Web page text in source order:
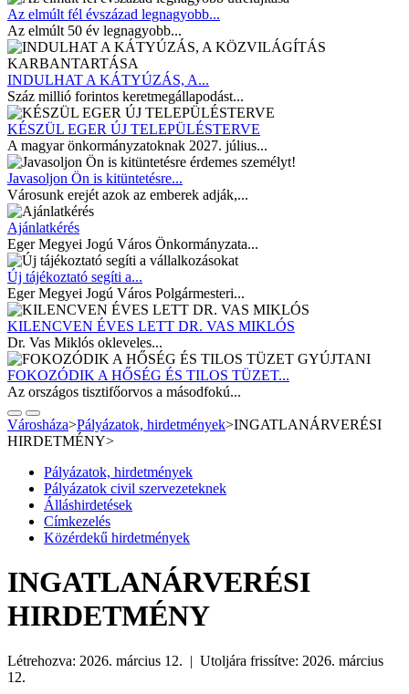
Az elmúlt fél évszázad legnagyobb...
Az elmúlt 50 év legnagyobb...
INDULHAT A KÁTYÚZÁS, A...
Száz millió forintos keretmegállapodást...
KÉSZÜL EGER ÚJ TELEPÜLÉSTERVE
A magyar önkormányzatoknak 2027. július...
Javasoljon Ön is kitüntetésre...
Városunk erejét azok az emberek adják,...
Ajánlatkérés
Eger Megyei Jogú Város Önkormányzata...
Új tájékoztató segíti a...
Eger Megyei Jogú Város Polgármesteri...
KILENCVEN ÉVES LETT DR. VAS MIKLÓS
Dr. Vas Miklós okleveles...
FOKOZÓDIK A HŐSÉG ÉS TILOS TÜZET...
Az országos tisztifőorvos a másodfokú...
Városháza>Pályázatok, hirdetmények>INGATLANÁRVERÉSI
HIRDETMÉNY>
Pályázatok, hirdetmények
Pályázatok civil szervezeteknek
Álláshirdetések
Címkezelés
Közérdekű hirdetmények
INGATLANÁRVERÉSI
HIRDETMÉNY
Létrehozva: 2026. március 12. | Utoljára frissítve: 2026. március
12.